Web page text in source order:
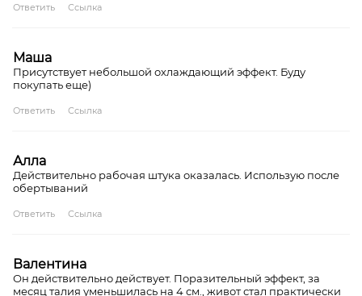
Ответить Ссылка
Маша
Присутствует небольшой охлаждающий эффект. Буду
покупать еще)
Ответить Ссылка
Алла
Действительно рабочая штука оказалась. Использую после
обертываний
Ответить Ссылка
Валентина
Он действительно действует. Поразительный эффект, за
месяц талия уменьшилась на 4 см., живот стал практически